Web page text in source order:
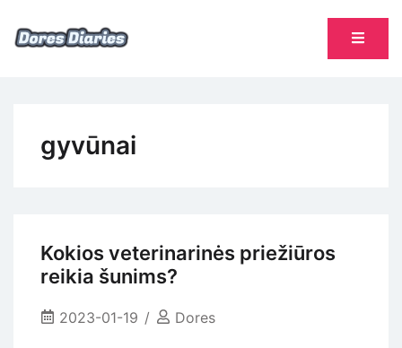
gyvūnai
Kokios veterinarinės priežiūros
reikia šunims?
2023-01-19 Dores